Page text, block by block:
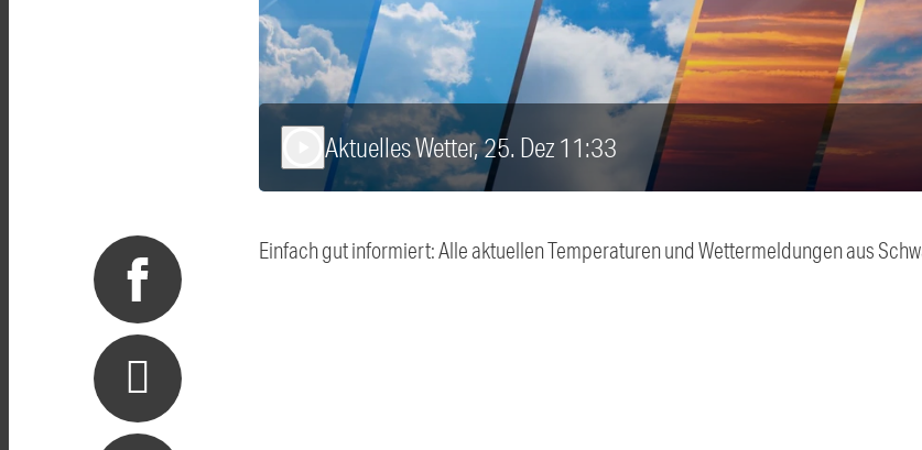
Aktuelles Wetter, 25. Dez 11:33
Einfach gut informiert: Alle aktuellen Temperaturen und Wettermeldungen aus